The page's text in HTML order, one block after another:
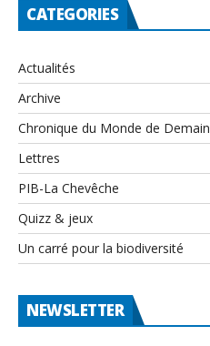
CATEGORIES
Actualités
Archive
Chronique du Monde de Demain
Lettres
PIB-La Chevêche
Quizz & jeux
Un carré pour la biodiversité
NEWSLETTER